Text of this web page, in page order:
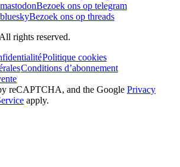
Bezoek ons op telegram
Bezoek ons op threads
rights reserved.
Politique cookies
Conditions d’abonnement
reCAPTCHA, and the Google Privacy
apply.